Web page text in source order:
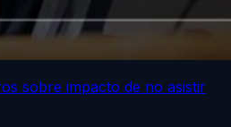
sobre impacto de no asistir